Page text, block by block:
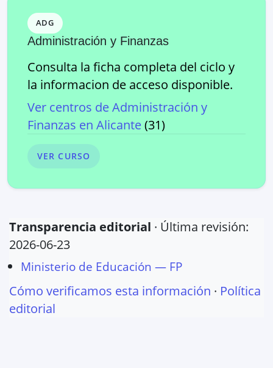
ADG
Administración y Finanzas
Consulta la ficha completa del ciclo y
la informacion de acceso disponible.
Ver centros deAdministración y
Finanzas en Alicante(31)
VER CURSO
Transparencia editorial · Última revisión:
2026-06-23
Ministerio de Educación — FP
Cómo verificamos esta información · Política
editorial